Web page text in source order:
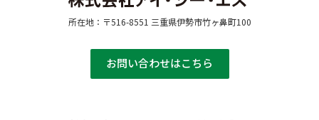
所在地：〒516-8551 三重県伊勢市竹ヶ鼻町100
お問い合わせはこちら